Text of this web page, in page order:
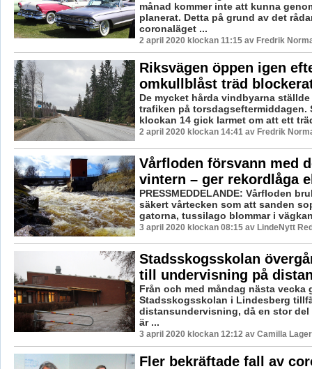
månad kommer inte att kunna
planerat. Detta på grund av det
coronaläget ...
2 april 2020 klockan 11:15 av Fredrik
Riksvägen öppen igen
omkullblåst träd
De mycket hårda vindbyarna
trafiken på torsdagseftermiddagen.
klockan 14 gick larmet om att ett
2 april 2020 klockan 14:41 av Fredrik
Vårfloden försvann med
vintern – ger rekordlåga
PRESSMEDDELANDE: Vårfloden
säkert vårtecken som att sanden
gatorna, tussilago blommar i
3 april 2020 klockan 08:15 av LindeNytt
Stadsskogsskolan
till undervisning på
Från och med måndag nästa vecka
Stadsskogsskolan i Lindesberg
distansundervisning, då en stor del
är ...
3 april 2020 klockan 12:12 av Camilla
Fler bekräftade fall av